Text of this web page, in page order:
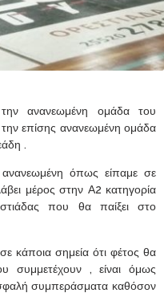
την ανανεωμένη ομάδα του
επίσης ανανεωμένη ομάδα
.
όπως είπαμε σε
μέρος στην Α2 κατηγορία
που θα παίξει στο
κάποια σημεία ότι φέτος θα
συμμετέχουν , είναι όμως
συμπεράσματα καθόσον